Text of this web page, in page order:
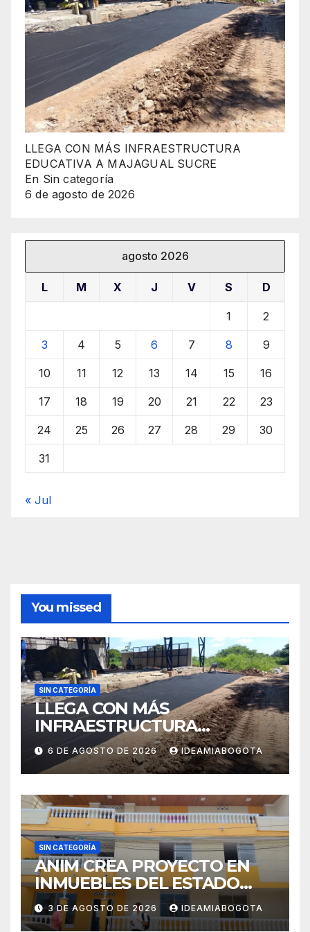
LLEGA CON MÁS INFRAESTRUCTURA
EDUCATIVA A MAJAGUAL SUCRE
En Sin categoría
6 de agosto de 2026
agosto 2026
L M X J V S D
1 2
3 4 5 6 7 8 9
10 11 12 13 14 15 16
17 18 19 20 21 22 23
24 25 26 27 28 29 30
31
« Jul
You missed
SIN CATEGORÍA
LLEGA CON MÁS
INFRAESTRUCTURA
EDUCATIVA A MAJAGUAL
SUCRE
6 DE AGOSTO DE 2026 IDEAMIABOGOTA
SIN CATEGORÍA
ANIM CREA PROYECTO EN
INMUEBLES DEL ESTADO
PARA VIVIENDA A MADRES
CABEZA DE FAMILIA
3 DE AGOSTO DE 2026 IDEAMIABOGOTA